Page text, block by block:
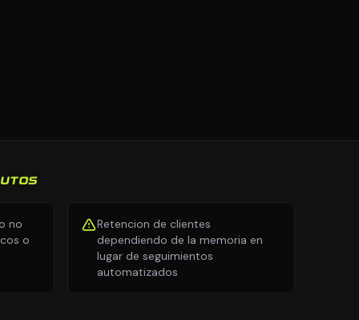
no
o
Retencion de clientes
dependiendo de la memoria en
lugar de seguimientos
automatizados